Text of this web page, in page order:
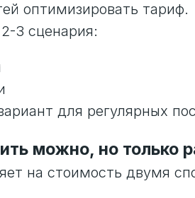
оптимизировать тариф.
3 сценария:
для регулярных
можно, но только
на стоимость двумя